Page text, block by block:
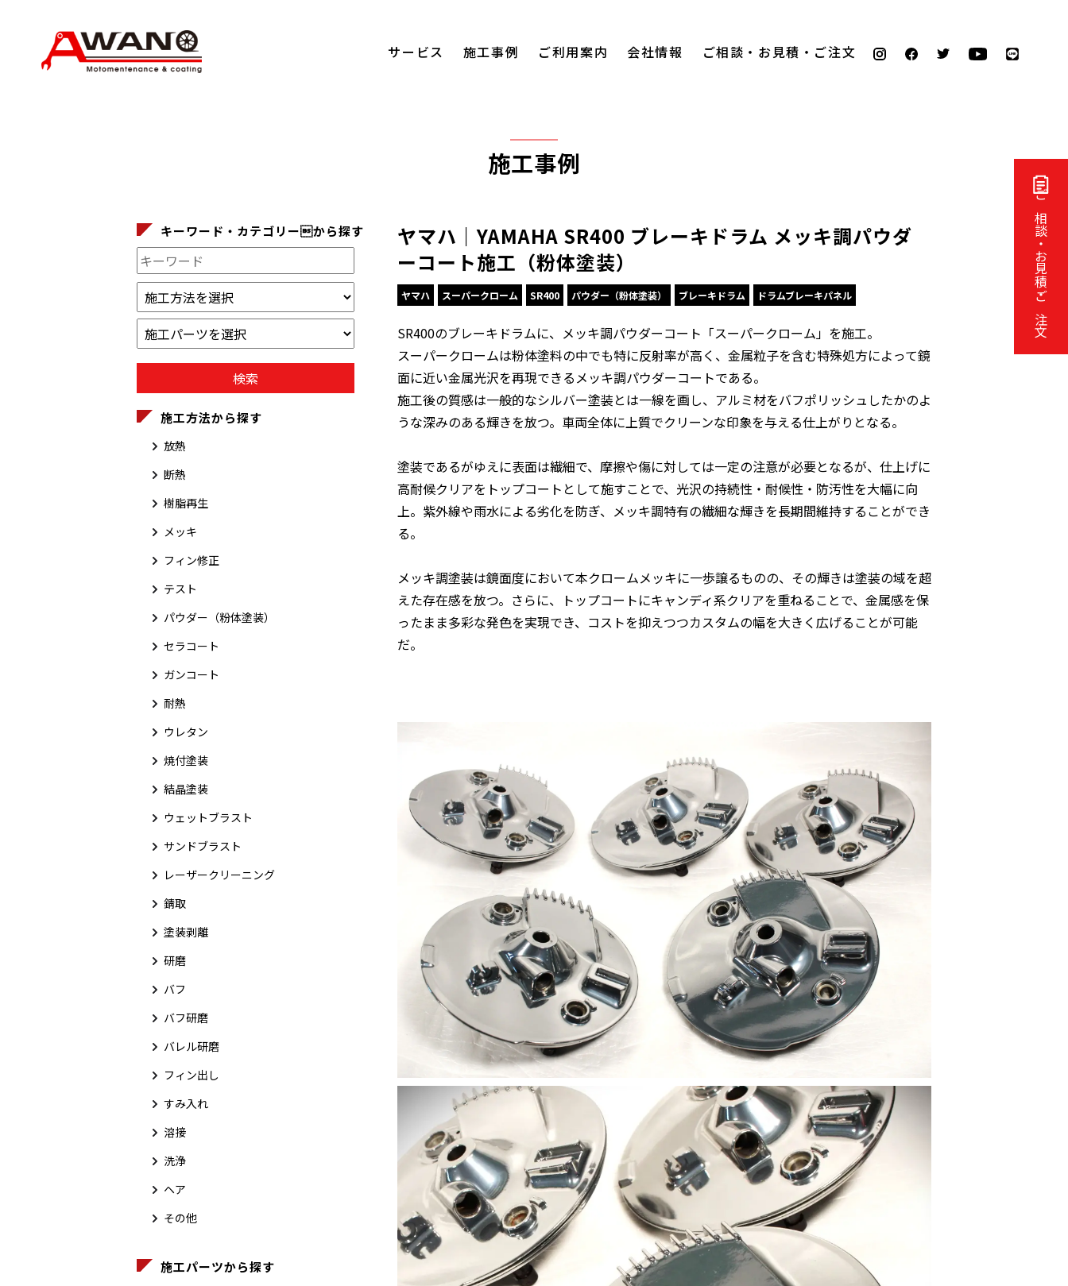
ご相談・お見積・ご注文
サービス 施工事例 ご利用案内 会社情報 ご相談・お見積・ご注文
施工事例
ヤマハ｜YAMAHA SR400 ブレーキドラム メッキ調パウダ
ーコート施工（粉体塗装）
ヤマハ スーパークローム SR400 パウダー（粉体塗装） ブレーキドラム ドラムブレーキパネル
SR400のブレーキドラムに、メッキ調パウダーコート「スーパークローム」を施工。
スーパークロームは粉体塗料の中でも特に反射率が高く、金属粒子を含む特殊処方によって鏡
面に近い金属光沢を再現できるメッキ調パウダーコートである。
施工後の質感は一般的なシルバー塗装とは一線を画し、アルミ材をバフポリッシュしたかのよ
うな深みのある輝きを放つ。車両全体に上質でクリーンな印象を与える仕上がりとなる。
塗装であるがゆえに表面は繊細で、摩擦や傷に対しては一定の注意が必要となるが、仕上げに
高耐候クリアをトップコートとして施すことで、光沢の持続性・耐候性・防汚性を大幅に向
上。紫外線や雨水による劣化を防ぎ、メッキ調特有の繊細な輝きを長期間維持することができ
る。
メッキ調塗装は鏡面度において本クロームメッキに一歩譲るものの、その輝きは塗装の域を超
えた存在感を放つ。さらに、トップコートにキャンディ系クリアを重ねることで、金属感を保
ったまま多彩な発色を実現でき、コストを抑えつつカスタムの幅を大きく広げることが可能
だ。
キーワード・カテゴリーから探す
施工方法から探す
放熱
断熱
樹脂再生
メッキ
フィン修正
テスト
パウダー（粉体塗装）
セラコート
ガンコート
耐熱
ウレタン
焼付塗装
結晶塗装
ウェットブラスト
サンドブラスト
レーザークリーニング
錆取
塗装剥離
研磨
バフ
バフ研磨
バレル研磨
フィン出し
すみ入れ
溶接
洗浄
ヘア
その他
施工パーツから探す